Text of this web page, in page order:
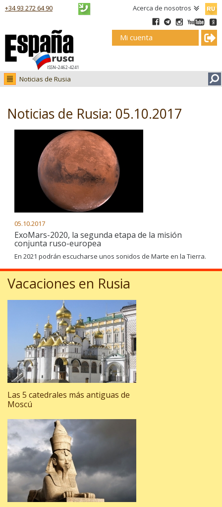
Acerca de nosotros
ISSN–2462-4241
+34 93 272 64 90
Mi cuenta
Noticias de Rusia
Noticias de Rusia
Ruso.tv
Noticias de Rusia: 05.10.2017
05.10.2017
ExoMars-2020, la segunda etapa de la misión
conjunta ruso-europea
En 2021 podrán escucharse unos sonidos de Marte en la Tierra.
Vacaciones en Rusia
Las 5 catedrales más antiguas de
Moscú